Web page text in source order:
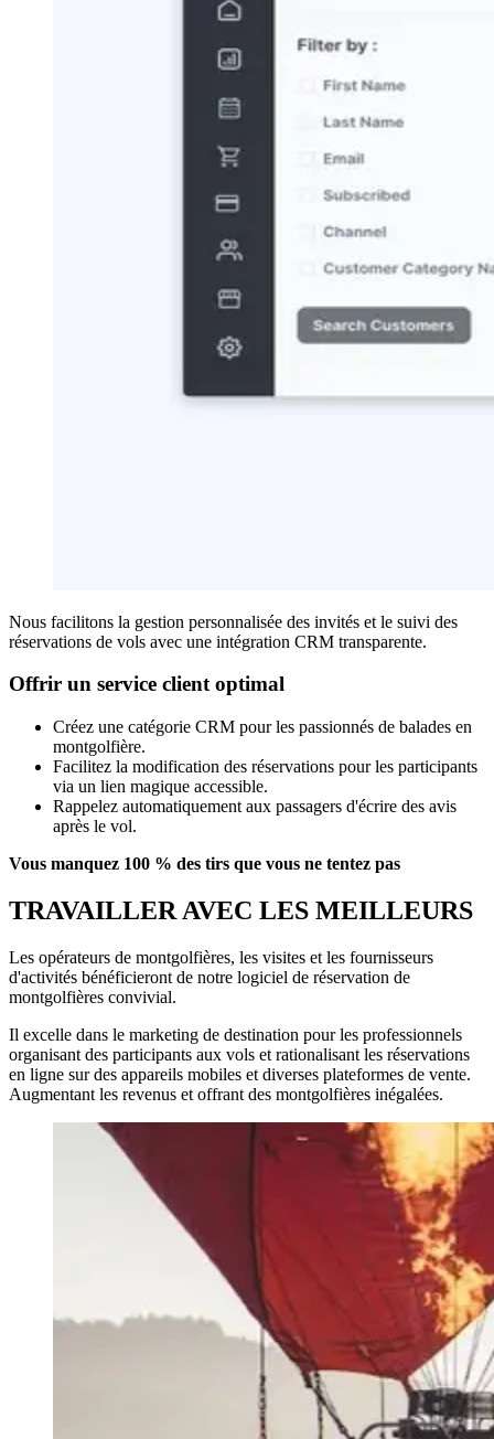
Nous facilitons la gestion personnalisée des invités et le suivi des
réservations de vols avec une intégration CRM transparente.
Offrir un service client optimal
Créez une catégorie CRM pour les passionnés de balades en
montgolfière.
Facilitez la modification des réservations pour les participants
via un lien magique accessible.
Rappelez automatiquement aux passagers d'écrire des avis
après le vol.
Vous manquez 100 % des tirs que vous ne tentez pas
TRAVAILLER AVEC LES MEILLEURS
Les opérateurs de montgolfières, les visites et les fournisseurs
d'activités bénéficieront de notre logiciel de réservation de
montgolfières convivial.
Il excelle dans le marketing de destination pour les professionnels
organisant des participants aux vols et rationalisant les réservations
en ligne sur des appareils mobiles et diverses plateformes de vente.
Augmentant les revenus et offrant des montgolfières inégalées.